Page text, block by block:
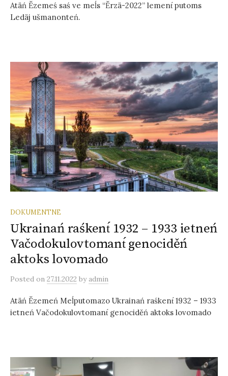
Atäń Ězemeś saś ve meĺs “Ěrzä-2022” lement́ putoms
Ledäj ušmanonteń.
DOKUMENTNE
Ukrainań raśkent́ 1932 – 1933 ietneń
Vačodokulovtomant́ genociděń
aktoks lovomado
Posted on 27.11.2022 byadmin
Atäń Ězemeń Meĺputomazo Ukrainań raśkent́ 1932 – 1933
ietneń Vačodokulovtomant́ genociděń aktoks lovomado